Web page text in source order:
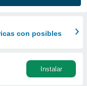
con posibles
Instalar